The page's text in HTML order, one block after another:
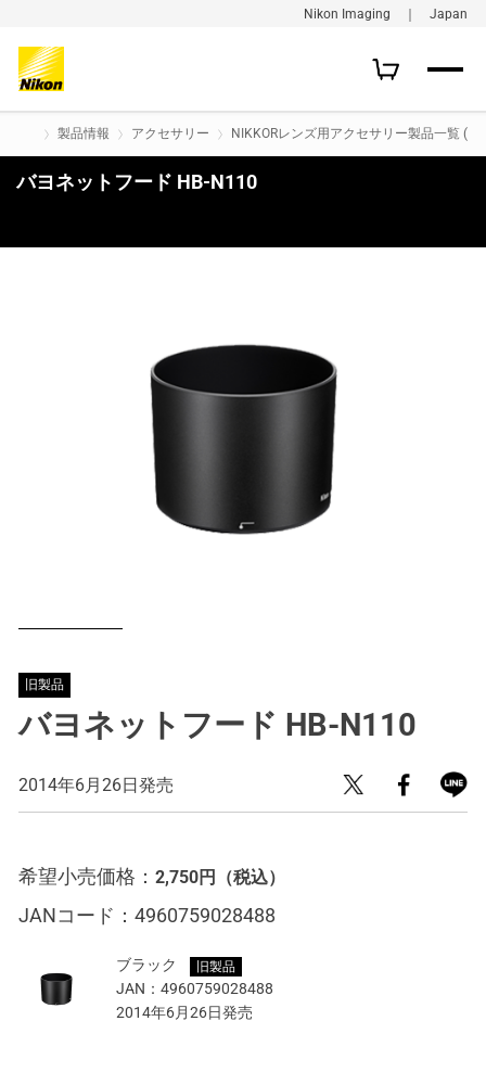
Nikon Imaging ｜ Japan
製品情報 アクセサリー NIKKORレンズ用アクセサリー製品一覧 (旧
バヨネットフード HB-N110
旧製品
バヨネットフード HB-N110
2014年6月26日発売
希望小売価格： 2,750円 （税込）
JANコード： 4960759028488
ブラック 旧製品
JAN： 4960759028488
2014年6月26日発売